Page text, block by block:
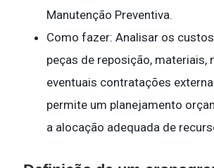
Manutenção Preventiva.
Como fazer: Analisar os
peças de reposição, materiais,
eventuais contratações
permite um planejamento
a alocação adequada de